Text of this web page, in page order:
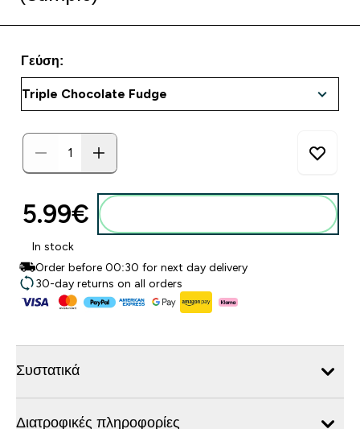
Γεύση:
5.99€‎
In stock
Order before 00:30 for next day delivery
30-day returns on all orders
Συστατικά
Διατροφικές πληροφορίες